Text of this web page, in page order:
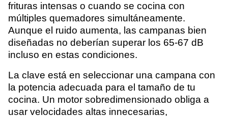
frituras intensas o cuando se cocina con
múltiples quemadores simultáneamente.
Aunque el ruido aumenta, las campanas bien
diseñadas no deberían superar los 65-67 dB
incluso en estas condiciones.
La clave está en seleccionar una campana con
la potencia adecuada para el tamaño de tu
cocina. Un motor sobredimensionado obliga a
usar velocidades altas innecesarias,